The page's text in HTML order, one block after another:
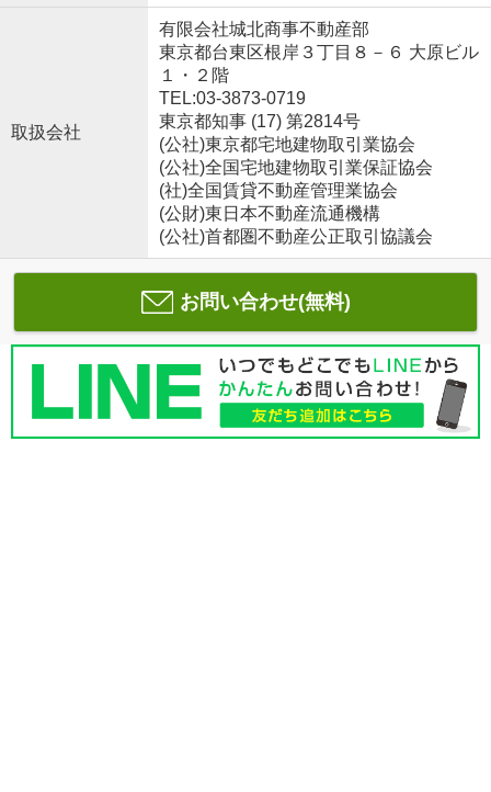
取扱会社
有限会社城北商事不動産部
東京都台東区根岸３丁目８－６ 大原ビル
１・２階
TEL:03-3873-0719
東京都知事 (17) 第2814号
(公社)東京都宅地建物取引業協会
(公社)全国宅地建物取引業保証協会
(社)全国賃貸不動産管理業協会
(公財)東日本不動産流通機構
(公社)首都圏不動産公正取引協議会
お問い合わせ(無料)